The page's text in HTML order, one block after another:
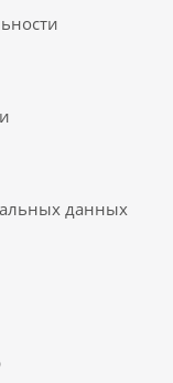
данных